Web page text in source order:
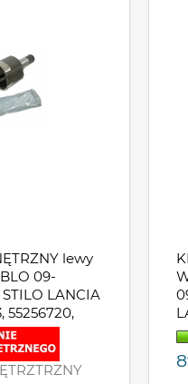
lewy
09-
LANCIA
55256720,